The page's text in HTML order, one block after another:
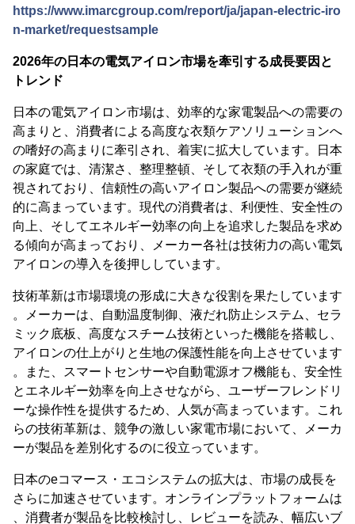
https://www.imarcgroup.com/report/ja/japan-electric-iro
n-market/requestsample
2026年の日本の電気アイロン市場を牽引する成長要因と
トレンド
日本の電気アイロン市場は、効率的な家電製品への需要の
高まりと、消費者による高度な衣類ケアソリューションへ
の嗜好の高まりに牽引され、着実に拡大しています。日本
の家庭では、清潔さ、整理整頓、そして衣類の手入れが重
視されており、信頼性の高いアイロン製品への需要が継続
的に高まっています。現代の消費者は、利便性、安全性の
向上、そしてエネルギー効率の向上を追求した製品を求め
る傾向が高まっており、メーカー各社は技術力の高い電気
アイロンの導入を後押ししています。
技術革新は市場環境の形成に大きな役割を果たしています
。メーカーは、自動温度制御、液だれ防止システム、セラ
ミック底板、高度なスチーム技術といった機能を搭載し、
アイロンの仕上がりと生地の保護性能を向上させています
。また、スマートセンサーや自動電源オフ機能も、安全性
とエネルギー効率を向上させながら、ユーザーフレンドリ
ーな操作性を提供するため、人気が高まっています。これ
らの技術革新は、競争の激しい家電市場において、メーカ
ーが製品を差別化するのに役立っています。
日本のeコマース・エコシステムの拡大は、市場の成長を
さらに加速させています。オンラインプラットフォームは
、消費者が製品を比較検討し、レビューを読み、幅広いブ